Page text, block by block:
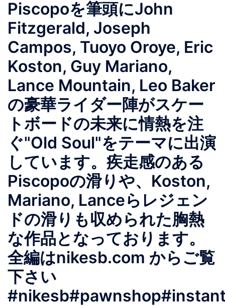
Piscopoを筆頭にJohn
Fitzgerald, Joseph
Campos, Tuoyo Oroye, Eric
Koston, Guy Mariano,
Lance Mountain, Leo Baker
の豪華ライダー陣がスケー
トボードの未来に情熱を注
ぐ"Old Soul"をテーマに出演
しています。疾走感のある
Piscopoの滑りや、Koston,
Mariano, Lanceらレジェン
ドの滑りも収められた胸熱
な作品となっております。
全編はnikesb.com からご覧
下さい